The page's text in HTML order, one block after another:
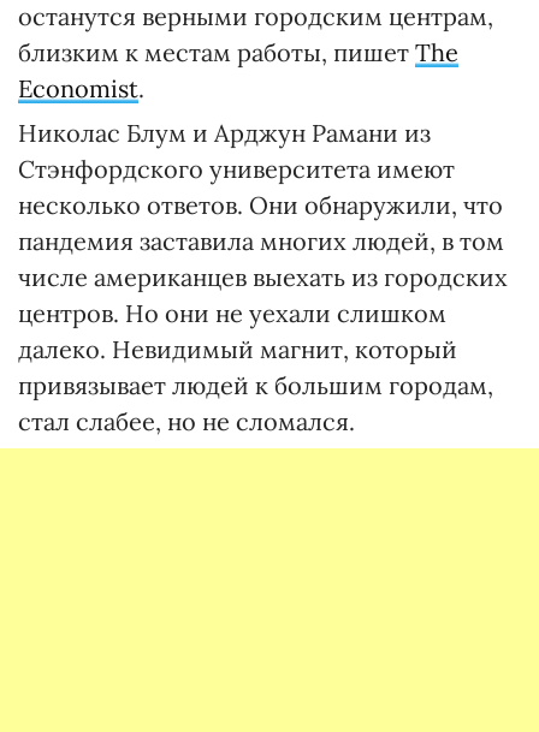
останутся верными городским центрам,
близким к местам работы, пишет The
Economist.
Николас Блум и Арджун Рамани из
Стэнфордского университета имеют
несколько ответов. Они обнаружили, что
пандемия заставила многих людей, в том
числе американцев выехать из городских
центров. Но они не уехали слишком
далеко. Невидимый магнит, который
привязывает людей к большим городам,
стал слабее, но не сломался.